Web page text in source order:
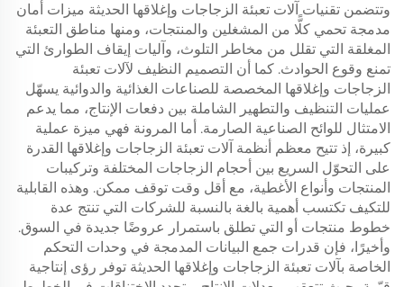
وتتضمن تقنيات آلات تعبئة الزجاجات وإغلاقها الحديثة ميزات أمان
مدمجة تحمي كلًّا من المشغلين والمنتجات، ومنها مناطق التعبئة
المغلقة التي تقلل من مخاطر التلوث، وآليات إيقاف الطوارئ التي
تمنع وقوع الحوادث. كما أن التصميم النظيف لآلات تعبئة
الزجاجات وإغلاقها المخصصة للصناعات الغذائية والدوائية يسهّل
عمليات التنظيف والتطهير الشاملة بين دفعات الإنتاج، مما يدعم
الامتثال للوائح الصناعية الصارمة. أما المرونة فهي ميزة عملية
كبيرة، إذ تتيح معظم أنظمة آلات تعبئة الزجاجات وإغلاقها القدرة
على التحوّل السريع بين أحجام الزجاجات المختلفة وتركيبات
المنتجات وأنواع الأغطية، مع أقل وقت توقف ممكن. وهذه القابلية
للتكيف تكتسب أهمية بالغة بالنسبة للشركات التي تنتج عدة
خطوط منتجات أو التي تطلق باستمرار عروضًا جديدة في السوق.
وأخيرًا، فإن قدرات جمع البيانات المدمجة في وحدات التحكم
الخاصة بآلات تعبئة الزجاجات وإغلاقها الحديثة توفر رؤى إنتاجية